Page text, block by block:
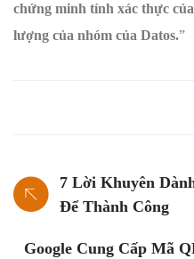
chứng minh tính xác thực
lượng của nhóm của Datos.”
7 Lời Khuyên
Để Thành Công
Google Cung Cấp Mã